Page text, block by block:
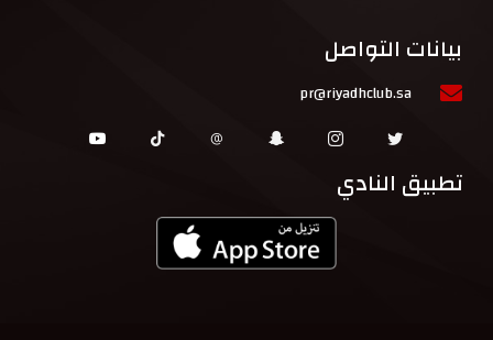
بيانات التواصل
pr@riyadhclub.sa
تطبيق النادي